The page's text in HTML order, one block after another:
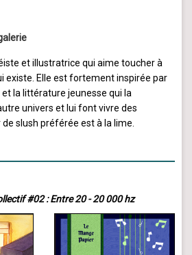
et illustratrice qui aime toucher à
existe. Elle est fortement inspirée par
et la littérature jeunesse qui la
univers et lui font vivre des
slush préférée est à la lime.
#02 : Entre 20 - 20 000 hz